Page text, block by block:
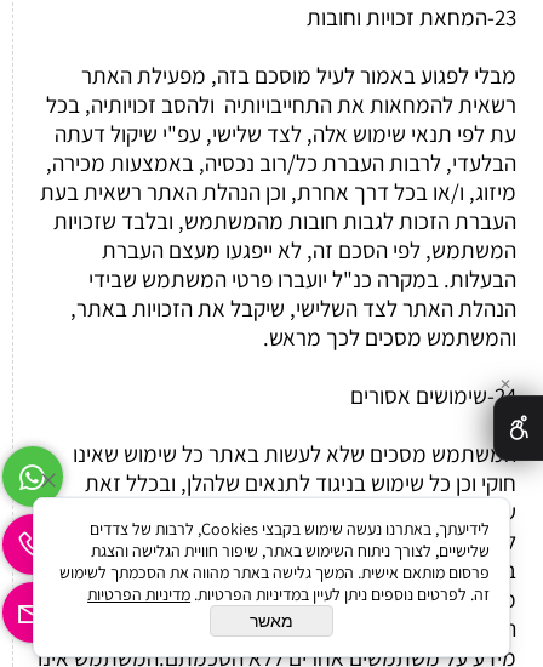
23-המחאת זכויות וחובות
מבלי לפגוע באמור לעיל מוסכם בזה, מפעילת האתר
רשאית להמחאות את התחייבויותיה ולהסב זכויותיה, בכל
עת לפי תנאי שימוש אלה, לצד שלישי, עפ"י שיקול דעתה
הבלעדי, לרבות העברת כל/רוב נכסיה, באמצעות מכירה,
מיזוג, ו/או בכל דרך אחרת, וכן הנהלת האתר רשאית בעת
העברת הזכות לגבות חובות מהמשתמש, ובלבד שזכויות
המשתמש, לפי הסכם זה, לא ייפגעו מעצם העברת
הבעלות. במקרה כנ"ל יועברו פרטי המשתמש שבידי
הנהלת האתר לצד השלישי, שיקבל את הזכויות באתר,
והמשתמש מסכים לכך מראש.
24-שימושים אסורים
המשתמש מסכים שלא לעשות באתר כל שימוש שאינו
חוקי וכן כל שימוש בניגוד לתנאים שלהלן, ובכלל זאת
שימוש שעלול להביא לפגיעה או השבתה של האתר או
לפגיעה בחוויית המשתמש של משתמשים אחרים
באתר.המשתמש מסכים שלא להשיג או לנסות להשיג
מידע או חומר הכלול באתר בכל אמצעי אחר מלבד
האמצעים שמספק האתר למשתמשיו, וכן שלא לאסוף כל
מידע על משתמשים אחרים ללא הסכמתם.המשתמש אינו
✕
לידיעתך, באתרנו נעשה שימוש בקבצי Cookies, לרבות של צדדים
שלישיים, לצורך ניתוח השימוש באתר, שיפור חוויית הגלישה והצגת
פרסום מותאם אישית. המשך גלישה באתר מהווה את הסכמתך לשימוש
זה. לפרטים נוספים ניתן לעיין במדיניות הפרטיות. מדיניות הפרטיות
מאשר